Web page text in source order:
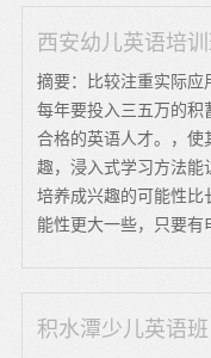
西安幼儿英语培
摘要：比较注重实际应
每年要投入三五万的积
合格的英语人才。，使
趣，浸入式学习方法能
培养成兴趣的可能性比
能性更大一些，只要有
积水潭少儿英语班